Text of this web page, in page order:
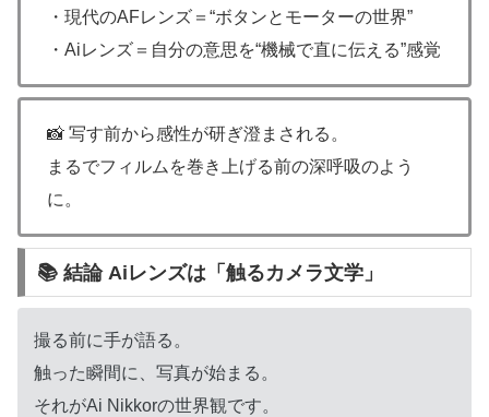
・現代のAFレンズ＝“ボタンとモーターの世界”
・Aiレンズ＝自分の意思を“機械で直に伝える”感覚
📸 写す前から感性が研ぎ澄まされる。
まるでフィルムを巻き上げる前の深呼吸のよう
に。
📚 結論 Aiレンズは「触るカメラ文学」
撮る前に手が語る。
触った瞬間に、写真が始まる。
それがAi Nikkorの世界観です。